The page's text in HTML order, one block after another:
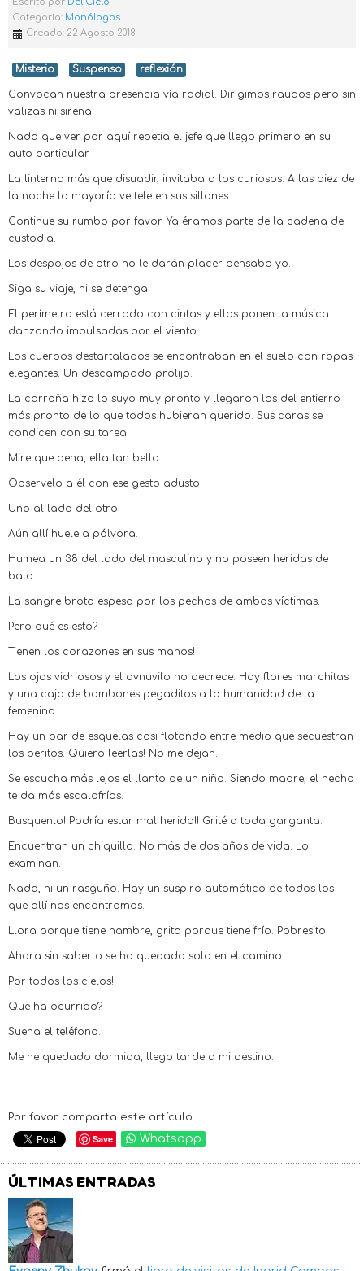
Categoría: Monólogos
Creado: 22 Agosto 2018
Misterio Suspenso reflexión
Convocan nuestra presencia vía radial. Dirigimos raudos pero sin
valizas ni sirena.
Nada que ver por aquí repetía el jefe que llego primero en su
auto particular.
La linterna más que disuadir, invitaba a los curiosos. A las diez de
la noche la mayoría ve tele en sus sillones.
Continue su rumbo por favor. Ya éramos parte de la cadena de
custodia.
Los despojos de otro no le darán placer pensaba yo.
Siga su viaje, ni se detenga!
El perímetro está cerrado con cintas y ellas ponen la música
danzando impulsadas por el viento.
Los cuerpos destartalados se encontraban en el suelo con ropas
elegantes. Un descampado prolijo.
La carroña hizo lo suyo muy pronto y llegaron los del entierro
más pronto de lo que todos hubieran querido. Sus caras se
condicen con su tarea.
Mire que pena, ella tan bella.
Observelo a él con ese gesto adusto.
Uno al lado del otro.
Aún allí huele a pólvora.
Humea un 38 del lado del masculino y no poseen heridas de
bala.
La sangre brota espesa por los pechos de ambas víctimas.
Pero qué es esto?
Tienen los corazones en sus manos!
Los ojos vidriosos y el ovnuvilo no decrece. Hay flores marchitas
y una caja de bombones pegaditos a la humanidad de la
femenina.
Hay un par de esquelas casi flotando entre medio que secuestran
los peritos. Quiero leerlas! No me dejan.
Se escucha más lejos el llanto de un niño. Siendo madre, el hecho
te da más escalofríos.
Busquenlo! Podría estar mal herido!! Grité a toda garganta.
Encuentran un chiquillo. No más de dos años de vida. Lo
examinan.
Nada, ni un rasguño. Hay un suspiro automático de todos los
que allí nos encontramos.
Llora porque tiene hambre, grita porque tiene frío. Pobresito!
Ahora sin saberlo se ha quedado solo en el camino.
Por todos los cielos!!
Que ha ocurrido?
Suena el teléfono.
Me he quedado dormida, llego tarde a mi destino.
Por favor comparta este artículo:
Save Whatsapp
ÚLTIMAS ENTRADAS